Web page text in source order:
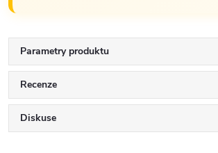
Parametry produktu
Recenze
Diskuse